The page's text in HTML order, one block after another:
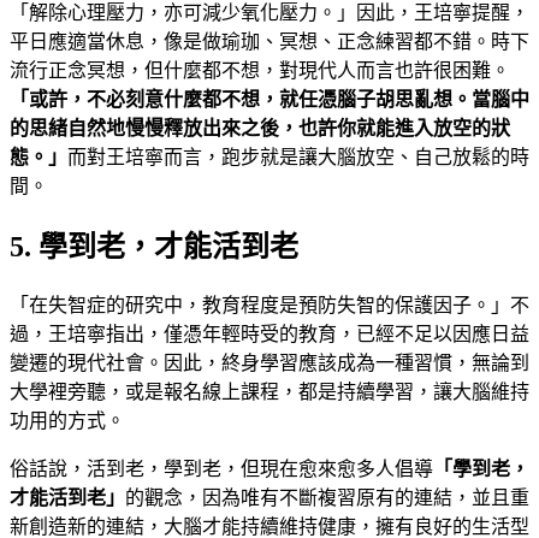
「解除心理壓力，亦可減少氧化壓力。」因此，王培寧提醒，
平日應適當休息，像是做瑜珈、冥想、正念練習都不錯。時下
流行正念冥想，但什麼都不想，對現代人而言也許很困難。
「或許，不必刻意什麼都不想，就任憑腦子胡思亂想。當腦中
的思緒自然地慢慢釋放出來之後，也許你就能進入放空的狀
態。」 而對王培寧而言，跑步就是讓大腦放空、自己放鬆的時
間。
5. 學到老，才能活到老
「在失智症的研究中，教育程度是預防失智的保護因子。」不
過，王培寧指出，僅憑年輕時受的教育，已經不足以因應日益
變遷的現代社會。因此，終身學習應該成為一種習慣，無論到
大學裡旁聽，或是報名線上課程，都是持續學習，讓大腦維持
功用的方式。
俗話說，活到老，學到老，但現在愈來愈多人倡導 「學到老，
才能活到老」 的觀念，因為唯有不斷複習原有的連結，並且重
新創造新的連結，大腦才能持續維持健康，擁有良好的生活型